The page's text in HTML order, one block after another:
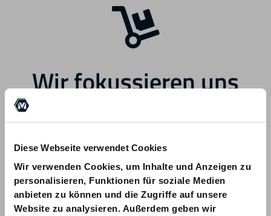
Diese Webseite verwendet Cookies
Wir verwenden Cookies, um Inhalte und Anzeigen zu
personalisieren, Funktionen für soziale Medien
anbieten zu können und die Zugriffe auf unsere
Website zu analysieren. Außerdem geben wir
Wir fokussieren uns
zukünftig auf andere
Bereiche.